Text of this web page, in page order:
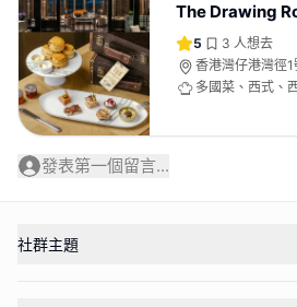
The Drawing
5 3 人想去
香港灣仔港灣徑
多國菜、西式、
發表第一個留言...
社群主題